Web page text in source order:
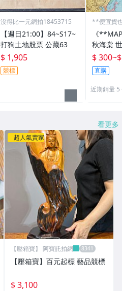
沒得比一元網拍18453715
【週日21:00】84~S17~
打狗土地股票 公藏63
$ 1,905
競標
**便宜貨
《
秋海棠
國國旗)
$ 300~
直購
近期銷量 5
看更多
超人氣賣家
【壓箱寶】 阿寶託拍網
【壓箱寶】百元起標 藝品競標
$ 3,100